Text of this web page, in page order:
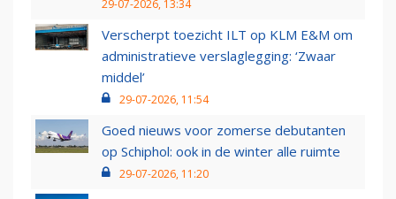
29-07-2026, 13:34
Verscherpt toezicht ILT op KLM E&M om
administratieve verslaglegging: ‘Zwaar
middel’
29-07-2026, 11:54
Goed nieuws voor zomerse debutanten
op Schiphol: ook in de winter alle ruimte
29-07-2026, 11:20